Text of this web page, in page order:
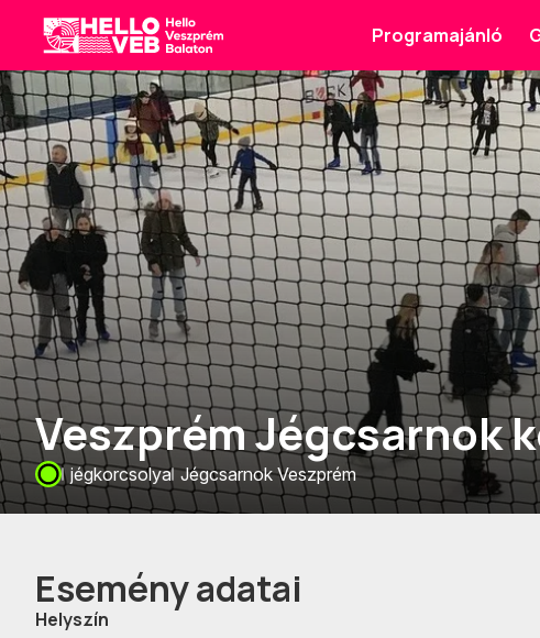
HelloVEB
Programajánló
Veszprém Jégcsarnok
jégkorcsolya Jégcsarnok Veszprém
Esemény adatai
Helyszín